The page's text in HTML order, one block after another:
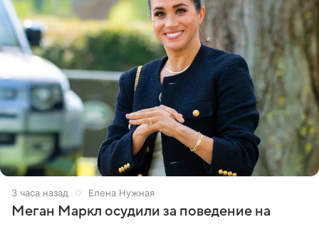
3 часа назад Елена Нужная
Меган Маркл осудили за поведение на